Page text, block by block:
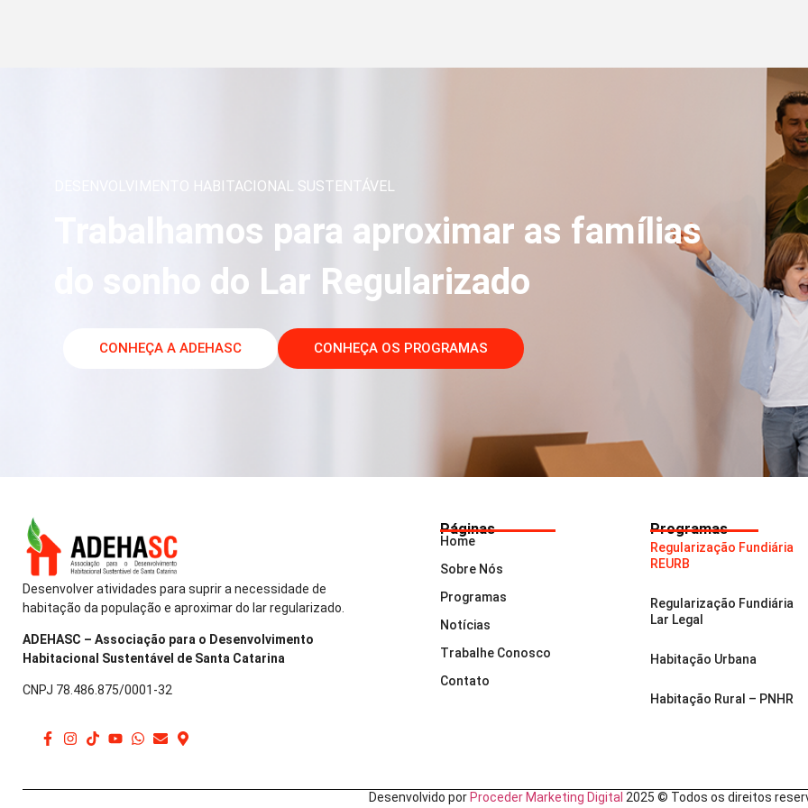
DESENVOLVIMENTO HABITACIONAL SUSTENTÁVEL
Trabalhamos para aproximar as famílias
do sonho do Lar Regularizado
CONHEÇA A ADEHASC CONHEÇA OS PROGRAMAS
Desenvolver atividades para suprir a necessidade de
habitação da população e aproximar do lar regularizado.
ADEHASC – Associação para o Desenvolvimento
Habitacional Sustentável de Santa Catarina
CNPJ 78.486.875/0001-32
Páginas
Home
Sobre Nós
Programas
Notícias
Trabalhe Conosco
Contato
Programas
Regularização Fundiária
REURB
Regularização Fundiária
Lar Legal
Habitação Urbana
Habitação Rural – PNHR
Desenvolvido por Proceder Marketing Digital 2025 © Todos os direitos